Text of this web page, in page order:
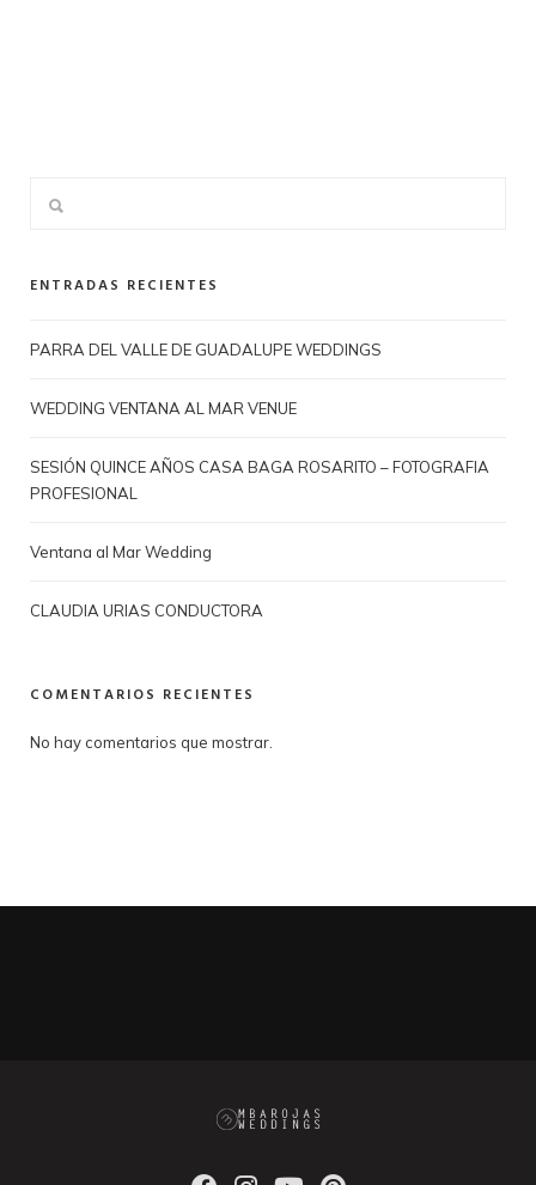
ENTRADAS RECIENTES
PARRA DEL VALLE DE GUADALUPE WEDDINGS
WEDDING VENTANA AL MAR VENUE
SESIÓN QUINCE AÑOS CASA BAGA ROSARITO – FOTOGRAFIA
PROFESIONAL
Ventana al Mar Wedding
CLAUDIA URIAS CONDUCTORA
COMENTARIOS RECIENTES
No hay comentarios que mostrar.